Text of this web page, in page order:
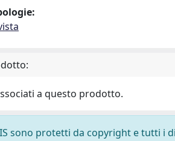
a questo prodotto.
sono protetti da copyright e tutti i